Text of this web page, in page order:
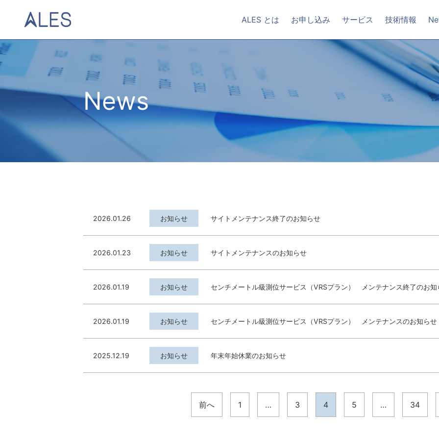
ALES とは お申し込み サービス 技術情報
News
2026.01.26 お知らせ サイトメンテナンス終了のお知らせ
2026.01.23 お知らせ サイトメンテナンスのお知らせ
2026.01.19 お知らせ センチメートル級測位サービス（VRSプラン） メンテナンス終了のお知
2026.01.19 お知らせ センチメートル級測位サービス（VRSプラン） メンテナンスのお知らせ
2025.12.19 お知らせ 年末年始休業のお知らせ
前へ 1 … 3 4 5 … 34